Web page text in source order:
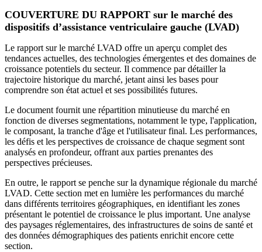
COUVERTURE DU RAPPORT sur le marché des
dispositifs d’assistance ventriculaire gauche (LVAD)
Le rapport sur le marché LVAD offre un aperçu complet des
tendances actuelles, des technologies émergentes et des domaines de
croissance potentiels du secteur. Il commence par détailler la
trajectoire historique du marché, jetant ainsi les bases pour
comprendre son état actuel et ses possibilités futures.
Le document fournit une répartition minutieuse du marché en
fonction de diverses segmentations, notamment le type, l'application,
le composant, la tranche d'âge et l'utilisateur final. Les performances,
les défis et les perspectives de croissance de chaque segment sont
analysés en profondeur, offrant aux parties prenantes des
perspectives précieuses.
En outre, le rapport se penche sur la dynamique régionale du marché
LVAD. Cette section met en lumière les performances du marché
dans différents territoires géographiques, en identifiant les zones
présentant le potentiel de croissance le plus important. Une analyse
des paysages réglementaires, des infrastructures de soins de santé et
des données démographiques des patients enrichit encore cette
section.